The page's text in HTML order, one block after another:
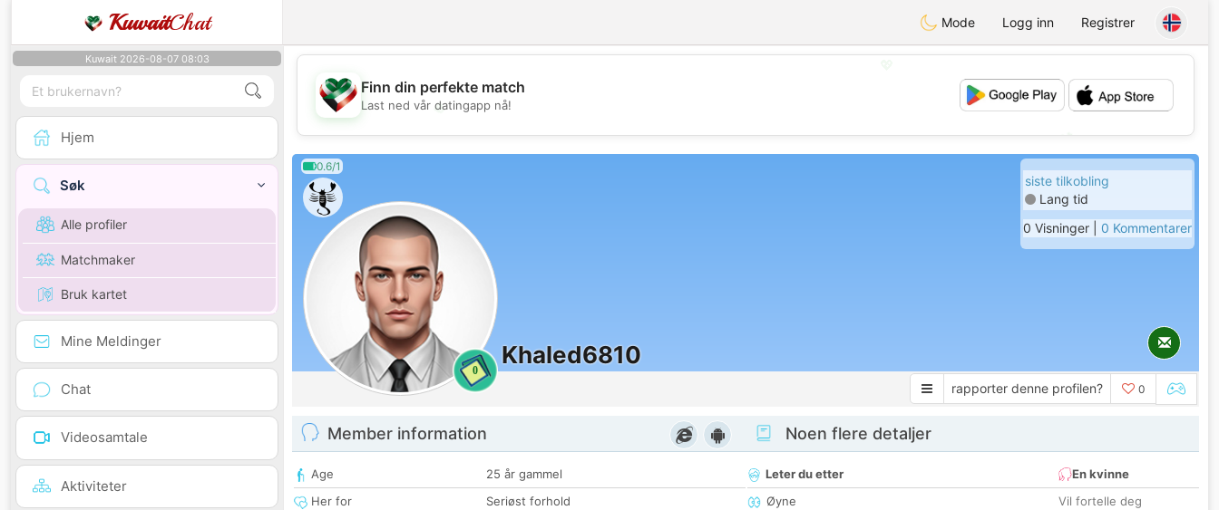
KuwaitChat Mode Logg inn Registrer
Kuwait 2026-08-07 08:03
Hjem
Søk
Alle profiler
Matchmaker
Bruk kartet
Mine Meldinger
Chat
Videosamtale
Aktiviteter
💖
💕
Finn din perfekte match
Last ned vår datingapp nå!
0.6/1
0
Khaled6810
siste tilkobling
Lang tid
0 Visninger | 0 Kommentarer
rapporter denne profilen? 0
Member information
Age
25 år gammel
Her for
Seriøst forhold
Noen flere detaljer
Leter du etter
En kvinne
Øyne
Vil fortelle deg